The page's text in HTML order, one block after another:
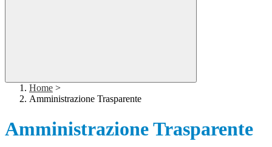
Home >
Amministrazione Trasparente
Amministrazione Trasparente